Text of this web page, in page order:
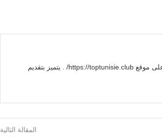
يوسف بنعلي صحفي تونسي يقدم تغطية شاملة للأخبار المحلية والدولية على موقع https://toptunisie.club/ . يتميز بتقديم
المقالة التالية